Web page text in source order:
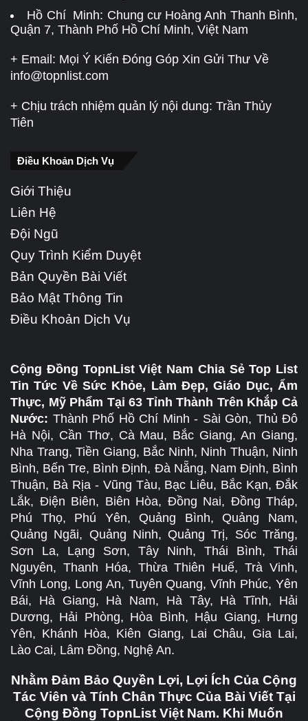
Hồ Chí Minh: Chung cư Hoàng Anh Thanh Bình,
Quận 7, Thành Phố Hồ Chí Minh, Việt Nam
+ Email: Mọi Ý Kiến Đóng Góp Xin Gửi Thư Về
info@topnlist.com
+ Chịu trách nhiệm quản lý nội dung: Trần Thủy
Tiên
Điều Khoản Dịch Vụ
Giới Thiệu
Liên Hệ
Đội Ngũ
Quy Trình Kiểm Duyệt
Bản Quyền Bài Viết
Bảo Mật Thông Tin
Điều Khoản Dịch Vụ
Cộng Đồng TopnList Việt Nam Chia Sẻ Top List
Tin Tức Về Sức Khỏe, Làm Đẹp, Giáo Dục, Ẩm
Thực, Mỹ Phẩm Tại 63 Tỉnh Thành Trên Khắp Cả
Nước: Thành Phố Hồ Chí Minh - Sài Gòn, Thủ Đô
Hà Nội, Cần Thơ, Cà Mau, Bắc Giang, An Giang,
Nha Trang, Tiền Giang, Bắc Ninh, Ninh Thuận, Ninh
Bình, Bến Tre, Bình Định, Đà Nẵng, Nam Định, Bình
Thuận, Bà Rịa - Vũng Tàu, Bạc Liêu, Bắc Kạn, Đắk
Lắk, Điện Biên, Biên Hòa, Đồng Nai, Đồng Tháp,
Phú Thọ, Phú Yên, Quảng Bình, Quảng Nam,
Quảng Ngãi, Quảng Ninh, Quảng Trị, Sóc Trăng,
Sơn La, Lạng Sơn, Tây Ninh, Thái Bình, Thái
Nguyên, Thanh Hóa, Thừa Thiên Huế, Trà Vinh,
Vĩnh Long, Long An, Tuyên Quang, Vĩnh Phúc, Yên
Bái, Hà Giang, Hà Nam, Hà Tây, Hà Tĩnh, Hải
Dương, Hải Phòng, Hòa Bình, Hậu Giang, Hưng
Yên, Khánh Hòa, Kiên Giang, Lai Châu, Gia Lai,
Lào Cai, Lâm Đồng, Nghệ An.
Nhằm Đảm Bảo Quyền Lợi, Lợi Ích Của Cộng
Tác Viên và Tính Chân Thực Của Bài Viết Tại
Cộng Đồng TopnList Việt Nam. Khi Muốn